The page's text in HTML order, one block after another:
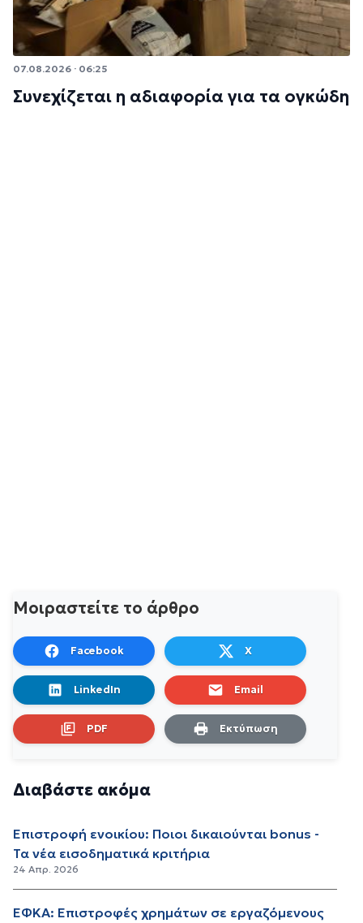
07.08.2026 · 06:25
Συνεχίζεται η αδιαφορία για τα ογκώδη
Μοιραστείτε το άρθρο
Facebook X
LinkedIn Email
PDF Εκτύπωση
Διαβάστε ακόμα
Επιστροφή ενοικίου: Ποιοι δικαιούνται bonus -
Τα νέα εισοδηματικά κριτήρια
24 Απρ. 2026
ΕΦΚΑ: Επιστροφές χρημάτων σε εργαζόμενους